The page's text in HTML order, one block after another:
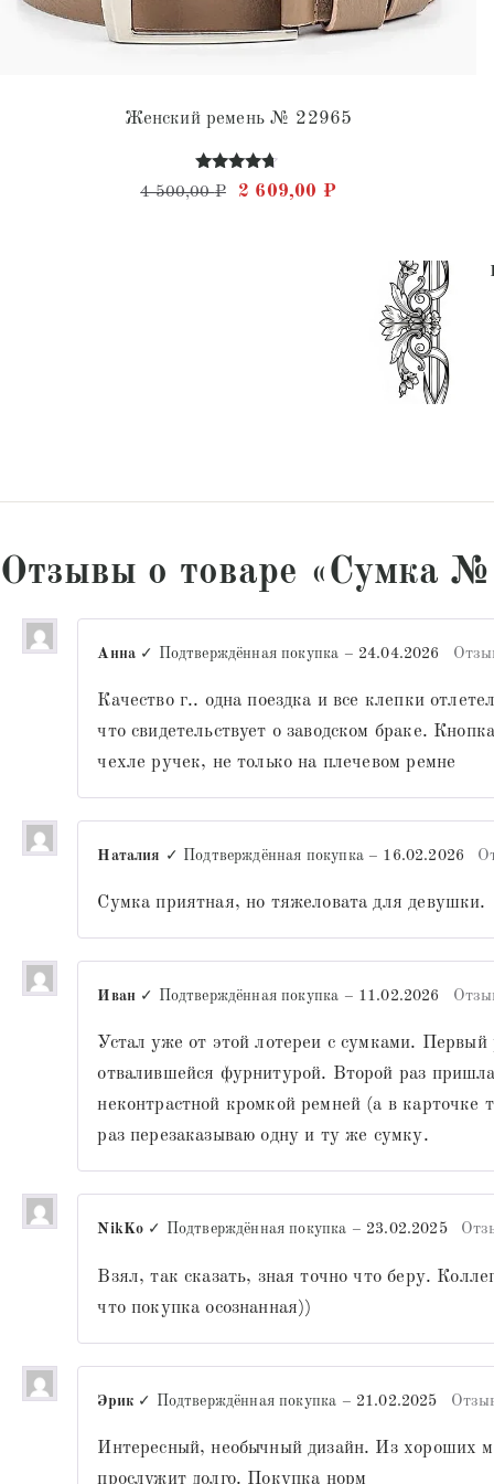
Женский ремень № 22965
Оценка
4.56
4 500,00₽ Первоначальная цена
2 609,00 ₽Текущая цена: 2
Отзывы о товаре «Сумка
Анна ✓ Подтверждённая покупка – 24.04.2026
Качество г.. одна поездка и все клепки
что свидетельствует о заводском браке.
чехле ручек, не только на плечевом ремне
Наталия ✓ Подтверждённая покупка – 16.02.2026
Сумка приятная, но тяжеловата для девушки.
Иван ✓ Подтверждённая покупка – 11.02.2026
Устал уже от этой лотереи с сумками.
отвалившейся фурнитурой. Второй раз
неконтрастной кромкой ремней (а в карточке
раз перезаказываю одну и ту же сумку.
NikKo ✓ Подтверждённая покупка – 23.02.2025
Взял, так сказать, зная точно что беру.
что покупка осознанная))
Эрик ✓ Подтверждённая покупка – 21.02.2025
Интересный, необычный дизайн. Из хороших
прослужит долго. Покупка норм